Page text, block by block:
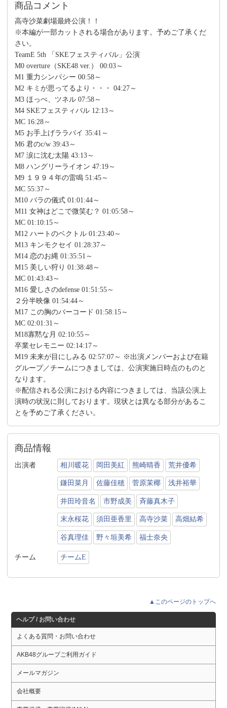
商品コメント
高寺沙菜劇場最終公演！！
※本編が一部カットされる場合があります。予めご了承くだ
さい。
TeamE 5th 「SKEフェスティバル」公演
M0 overture（SKE48 ver.） 00:03～
M1 重力シンパシー 00:58～
M2 キミが思ってるより・・・ 04:27～
M3 ほっぺ、ツネル 07:58～
M4 SKEフェスティバル 12:13～
MC 16:28～
M5 お手上げララバイ 35:41～
M6 君のc/w 39:43～
M7 涙に沈む太陽 43:13～
M8 ハングリーライオン 47:19～
M9 １９９４年の雷鳴 51:45～
MC 55:37～
M10 バラの儀式 01:01:44～
M11 女神はどこで微笑む？ 01:05:58～
MC 01:10:15～
M12 ハートのベクトル 01:23:40～
M13 キンモクセイ 01:28:37～
M14 恋のお縄 01:35:51～
M15 美しい狩り 01:38:48～
MC 01:43:43～
M16 愛しさのdefense 01:51:55～
２分半映像 01:54:44～
M17 この胸のバーコード 01:58:15～
MC 02:01:31～
M18寡黙な月 02:10:55～
卒業セレモニー 02:14:17～
M19 未来が目にしみる 02:57:07～ ※出演メンバーおよび在籍
グループ／チームにつきましては、公演実施日時点のものと
なります。
※配信される公演における内容につきましては、当該公演上
演時の状況に則しております。現状とは異なる部分があるこ
とを予めご了承ください。
商品情報
出演者 相川暖花 岡田美紅 熊崎晴香 荒井優希
鎌田菜月 佐藤佳穂 菅原茉椰 浅井裕華
井田玲音名 市野成美 斉藤真木子
末永桜花 須田亜香里 高寺沙菜 高畑結希
谷真理佳 野々垣美希 福士奈央
チーム チームE
▲このページのトップへ
ヘルプ / お問い合わせ
よくある質問・お問い合わせ
AKB48グループご利用ガイド
メールマガジン
会社概要